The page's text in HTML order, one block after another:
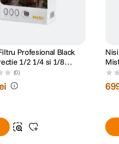
Profesional Black
1/2 1/4 si 1/8
(0)